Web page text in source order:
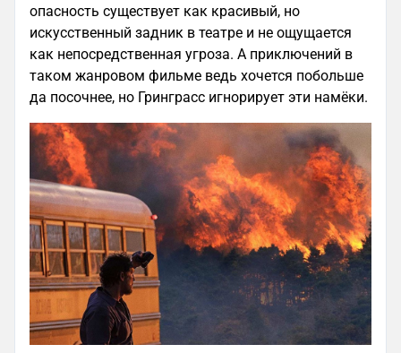
опасность существует как красивый, но
искусственный задник в театре и не ощущается
как непосредственная угроза. А приключений в
таком жанровом фильме ведь хочется побольше
да посочнее, но Гринграсс игнорирует эти намёки.